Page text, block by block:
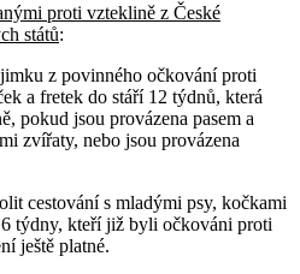
proti vzteklině z České
států:
z povinného očkování proti
a fretek do stáří 12 týdnů, která
pokud jsou provázena pasem a
zvířaty, nebo jsou provázena
cestování s mladými psy, kočkami
týdny, kteří již byli očkováni proti
ještě platné.